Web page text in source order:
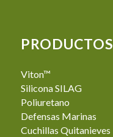
PRODUCTOS
Viton™
Silicona SILAG
Poliuretano
Defensas Marinas
Cuchillas Quitanieves